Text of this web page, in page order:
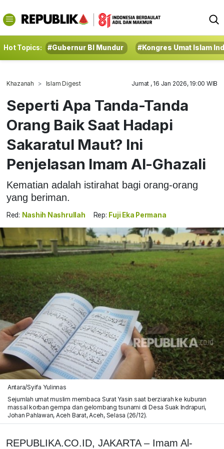
Hot Topics: #Gubernur BI Mundur #Kongres Umat Islam
Khazanah Islam Digest Jumat , 16 Jan 2026, 19:00 WIB
Seperti Apa Tanda-Tanda
Orang Baik Saat Hadapi
Sakaratul Maut? Ini
Penjelasan Imam Al-Ghazali
Kematian adalah istirahat bagi orang-orang
yang beriman.
Red: Nashih Nashrullah Rep: Fuji Eka Permana
Antara/Syifa Yulinnas
Sejumlah umat muslim membaca Surat Yasin saat berziarah ke kuburan
massal korban gempa dan gelombang tsunami di Desa Suak Indrapuri,
Johan Pahlawan, Aceh Barat, Aceh, Selasa (26/12).
REPUBLIKA.CO.ID, JAKARTA – Imam Al-